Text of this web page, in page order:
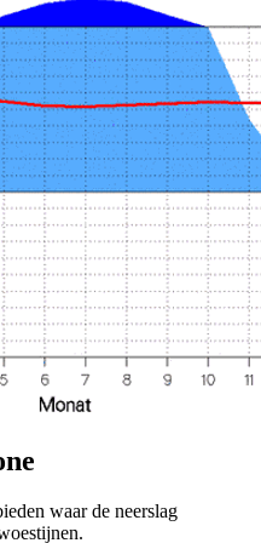
waar de neerslag